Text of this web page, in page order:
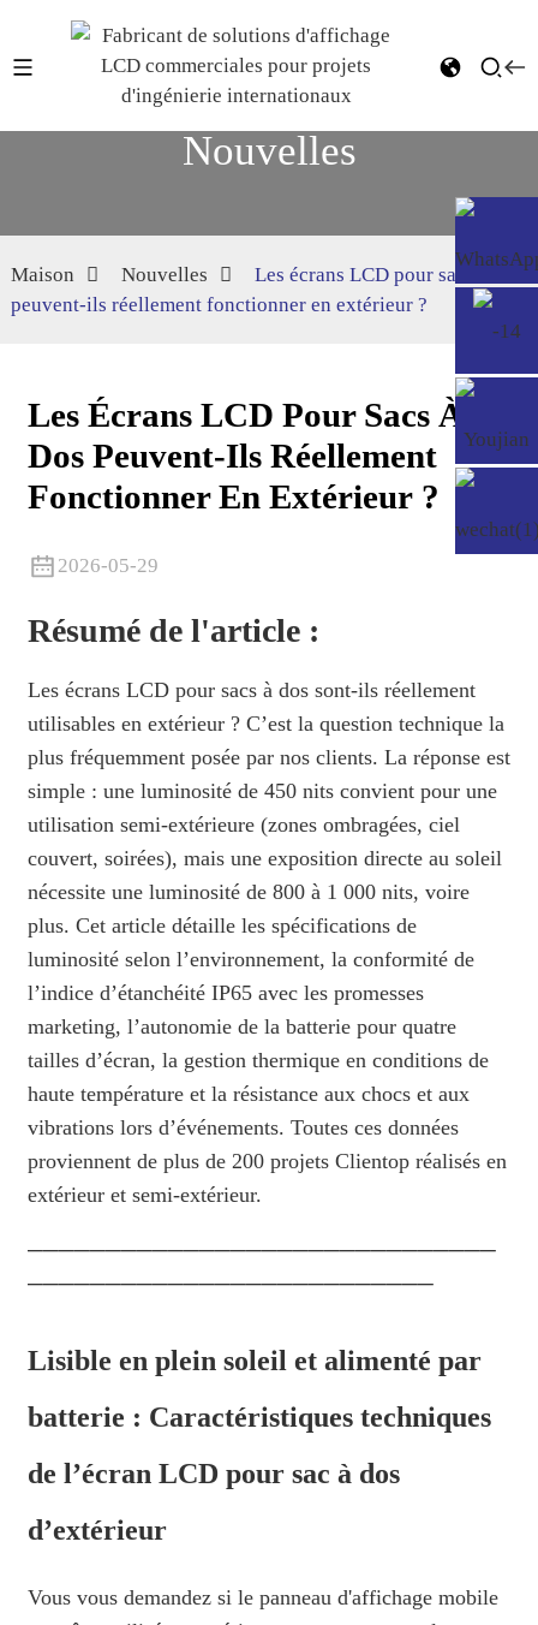
Nouvelles
Maison Nouvelles
Les écrans LCD pour sacs à dos
peuvent-ils réellement fonctionner en extérieur ?
Les Écrans LCD Pour Sacs À
Dos Peuvent-Ils Réellement
Fonctionner En Extérieur ?
2026-05-29
Résumé de l'article :
Les écrans LCD pour sacs à dos sont-ils réellement
utilisables en extérieur ? C’est la question technique la
plus fréquemment posée par nos clients. La réponse est
simple : une luminosité de 450 nits convient pour une
utilisation semi-extérieure (zones ombragées, ciel
couvert, soirées), mais une exposition directe au soleil
nécessite une luminosité de 800 à 1 000 nits, voire
plus. Cet article détaille les spécifications de
luminosité selon l’environnement, la conformité de
l’indice d’étanchéité IP65 avec les promesses
marketing, l’autonomie de la batterie pour quatre
tailles d’écran, la gestion thermique en conditions de
haute température et la résistance aux chocs et aux
vibrations lors d’événements. Toutes ces données
proviennent de plus de 200 projets Clientop réalisés en
extérieur et semi-extérieur.
──────────────────────────────
──────────────────────────
Lisible en plein soleil et alimenté par
batterie : Caractéristiques techniques
de l’écran LCD pour sac à dos
d’extérieur
Vous vous demandez si le panneau d'affichage mobile